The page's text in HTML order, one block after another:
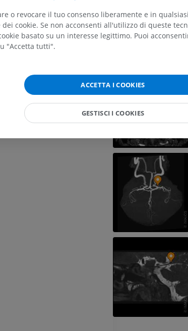
Segmento P3
anteriore
RMN dell'arto superiore
RM
PREMIUM
RMN della spalla
RMN del polso
RM
RM
o revocare il tuo consenso liberamente e in
cookie. Se non acconsenti all'utilizzo di queste
basato su un interesse legittimo. Puoi
"Accetta tutti".
ACCETTA I COOKIES
GESTISCI I COOKIES